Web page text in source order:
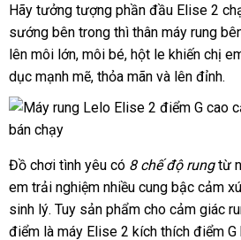
luận
Hãy tưởng tượng phần đầu Elise 2
sướng bên trong dễ
dàng
thì thân máy rung
lên môi lớnnhập
khẩu
, môi béthống
kê
, hột le khiến chị
dục mạnh mẽthông
minh
, thỏa mãn shopee
và lên đỉnh.
Đồ chơi tình yêu có 8 chế độ rungtừ
em trải nghiệm nhiều cung bậc cảm
sinh lýđịa
chỉ
. Tuy sản phẩm cho cảm giác
điểm là máy Elise 2 kích thích điểm